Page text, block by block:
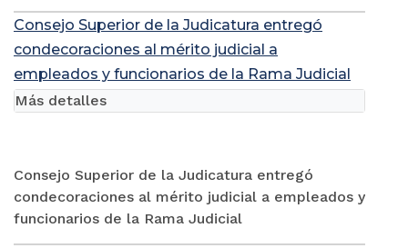
Consejo Superior de la Judicatura entregó
condecoraciones al mérito judicial a
empleados y funcionarios de la Rama Judicial
Consejo Superior de la Judicatura entregó
condecoraciones al mérito judicial a empleados y
funcionarios de la Rama Judicial
Más detalles